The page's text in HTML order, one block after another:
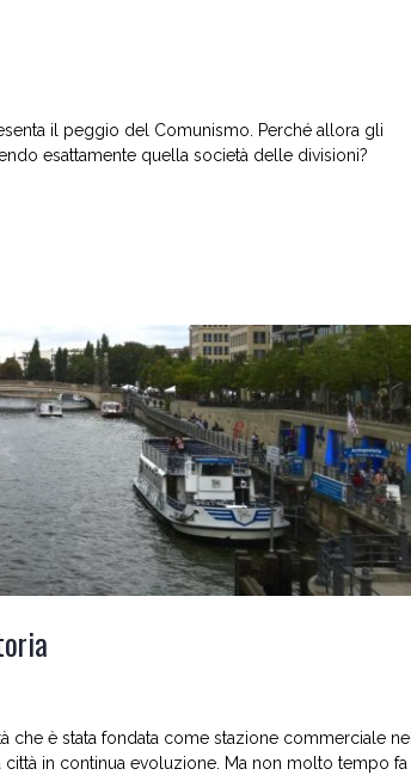
il peggio del Comunismo. Perché allora gli
esattamente quella società delle divisioni?
che è stata fondata come stazione commerciale nel
in continua evoluzione. Ma non molto tempo fa